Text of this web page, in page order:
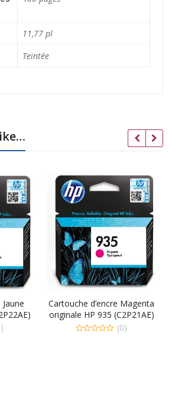
11,77 pl
Teintée
Cartouche d’encre Magenta
originale HP 935 (C2P21AE)
(0)